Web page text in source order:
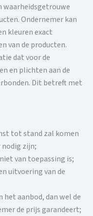
waarheidsgetrouwe
Ondernemer kan
kleuren exact
van de producten.
dat voor de
en plichten aan de
Dit betreft met
tot stand zal komen
zijn;
van toepassing is;
uitvoering van de
het aanbod, dan wel de
de prijs garandeert;